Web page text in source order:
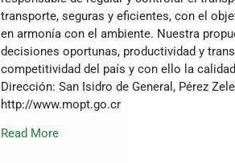
transporte, seguras y eficientes, con el
en armonía con el ambiente. Nuestra
decisiones oportunas, productividad y
competitividad del país y con ello la
Dirección: San Isidro de General, Pérez
http://www.mopt.go.cr
Read More